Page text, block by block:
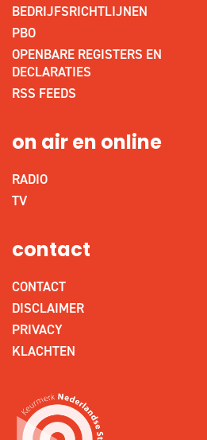
BEDRIJFSRICHTLIJNEN
PBO
OPENBARE REGISTERS EN
DECLARATIES
RSS FEEDS
on air en online
RADIO
TV
contact
CONTACT
DISCLAIMER
PRIVACY
KLACHTEN